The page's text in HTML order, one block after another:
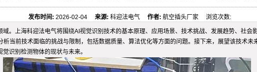
发布时间: 2026-02-04来源: 科迎法电气作者: 航空插头厂家 浏览次数:
。上海科迎法电气将围绕AI视觉识别技术的基本原理、应用场景、技术挑战、发展趋势、社
当前技术面临的挑战与限制，包括数据质量、算法优化等方面的问题。接下来，展望该技术
识别检测物体的现状与未来。